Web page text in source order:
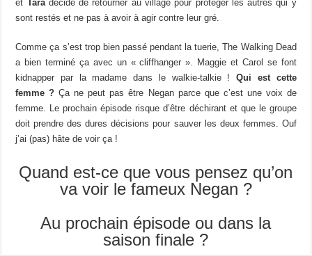
et Taradécide de retourner au village pour protéger les autres qui y
sont restés et ne pas à avoir à agir contre leur gré.
Comme ça s’est trop bien passé pendant la tuerie, The Walking Dead
a bien terminé ça avec un « cliffhanger ». Maggie et Carol se font
kidnapper par la madame dans le walkie-talkie !Qui est cette
femme ? Ça ne peut pas être Negan parce que c’est une voix de
femme. Le prochain épisode risque d’être déchirant et que le groupe
doit prendre des dures décisions pour sauver les deux femmes. Ouf
j’ai (pas) hâte de voir ça !
Quand est-ce que vous pensez qu’on
va voir le fameux Negan ?
Au prochain épisode ou dans la
saison finale ?